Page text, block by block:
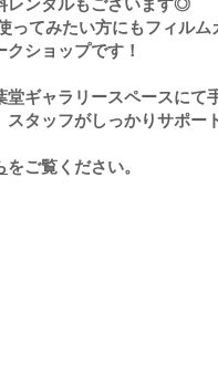
レンタルもございます◎
てみたい方にもフィルム
ショップです！
ギャラリースペースにて
タッフがしっかりサポー
をご覧ください。